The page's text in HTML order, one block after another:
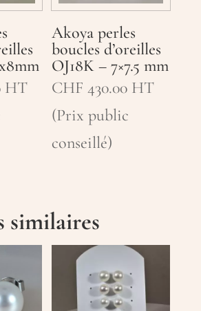
HT
Akoya perles
boucles d’oreilles
OJ18K – 7×7.5 mm
CHF 430.00 HT
(Prix public
conseillé)
similaires